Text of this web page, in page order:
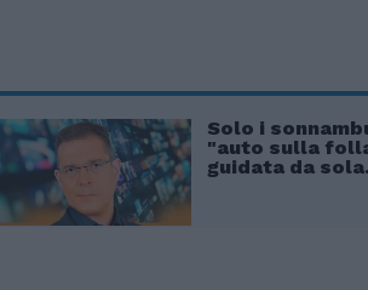
Solo i
"auto sulla
guidata da